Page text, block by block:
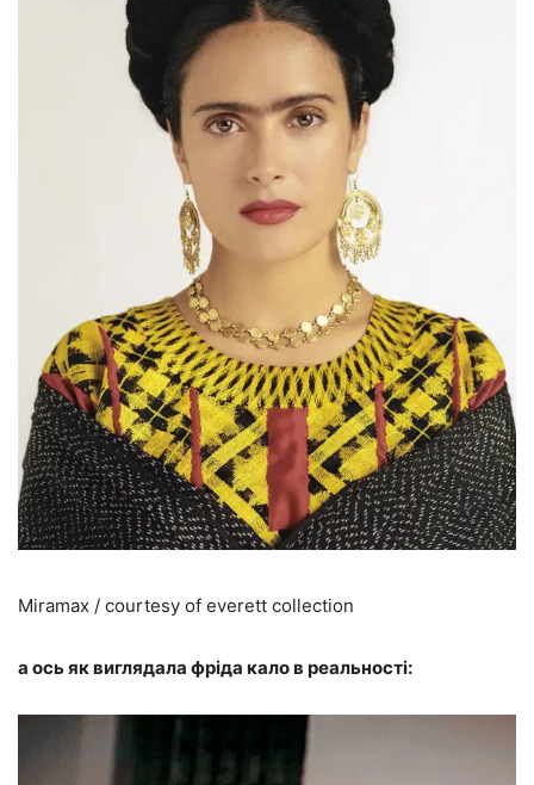
Miramax / courtesy of everett collection
а ось як виглядала фріда кало в реальності: